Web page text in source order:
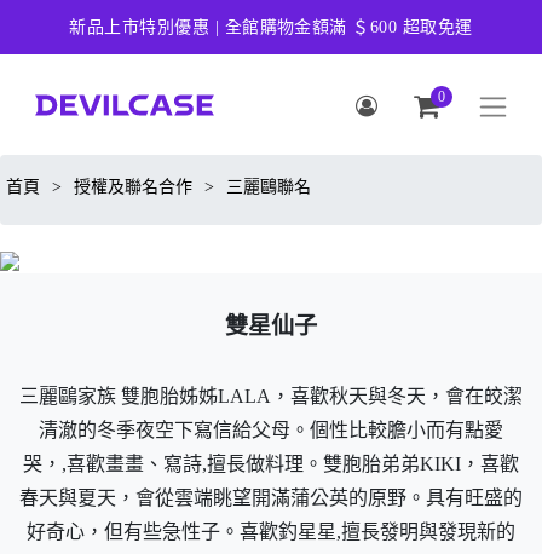
新品上市特別優惠 | 全館購物金額滿 ＄600 超取免運
0
首頁 > 授權及聯名合作 > 三麗鷗聯名
雙星仙子
三麗鷗家族 雙胞胎姊姊LALA，喜歡秋天與冬天，會在皎潔
清澈的冬季夜空下寫信給父母。個性比較膽小而有點愛
哭，,喜歡畫畫、寫詩,擅長做料理。雙胞胎弟弟KIKI，喜歡
春天與夏天，會從雲端眺望開滿蒲公英的原野。具有旺盛的
好奇心，但有些急性子。喜歡釣星星,擅長發明與發現新的